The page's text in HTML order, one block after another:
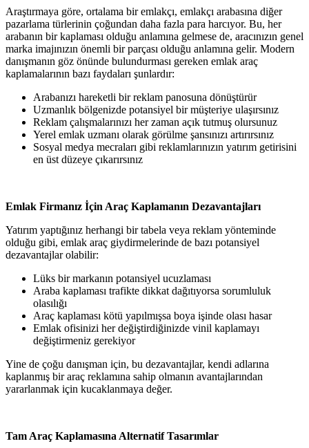
Araştırmaya göre, ortalama bir emlakçı, emlakçı arabasına diğer
pazarlama türlerinin çoğundan daha fazla para harcıyor. Bu, her
arabanın bir kaplaması olduğu anlamına gelmese de, aracınızın genel
marka imajınızın önemli bir parçası olduğu anlamına gelir. Modern
danışmanın göz önünde bulundurması gereken emlak araç
kaplamalarının bazı faydaları şunlardır:
Arabanızı hareketli bir reklam panosuna dönüştürür
Uzmanlık bölgenizde potansiyel bir müşteriye ulaşırsınız
Reklam çalışmalarınızı her zaman açık tutmuş olursunuz
Yerel emlak uzmanı olarak görülme şansınızı artırırsınız
Sosyal medya mecraları gibi reklamlarınızın yatırım getirisini
en üst düzeye çıkarırsınız
Emlak Firmanız İçin Araç Kaplamanın Dezavantajları
Yatırım yaptığınız herhangi bir tabela veya reklam yönteminde
olduğu gibi, emlak araç giydirmelerinde de bazı potansiyel
dezavantajlar olabilir:
Lüks bir markanın potansiyel ucuzlaması
Araba kaplaması trafikte dikkat dağıtıyorsa sorumluluk
olasılığı
Araç kaplaması kötü yapılmışsa boya işinde olası hasar
Emlak ofisinizi her değiştirdiğinizde vinil kaplamayı
değiştirmeniz gerekiyor
Yine de çoğu danışman için, bu dezavantajlar, kendi adlarına
kaplanmış bir araç reklamına sahip olmanın avantajlarından
yararlanmak için kucaklanmaya değer.
Tam Araç Kaplamasına Alternatif Tasarımlar